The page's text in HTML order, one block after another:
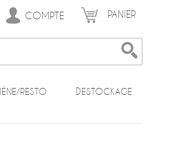
COMPTE PANIER
RESTO DESTOCKAGE